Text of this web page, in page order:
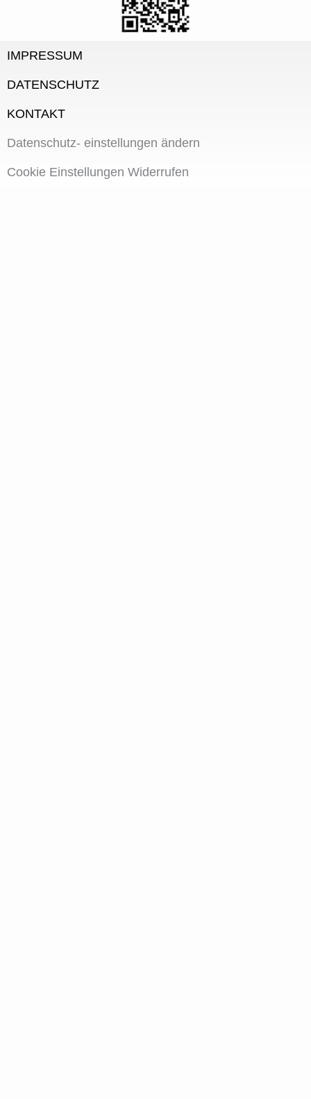
IMPRESSUM
DATENSCHUTZ
KONTAKT
Datenschutz- einstellungen ändern
Cookie Einstellungen Widerrufen